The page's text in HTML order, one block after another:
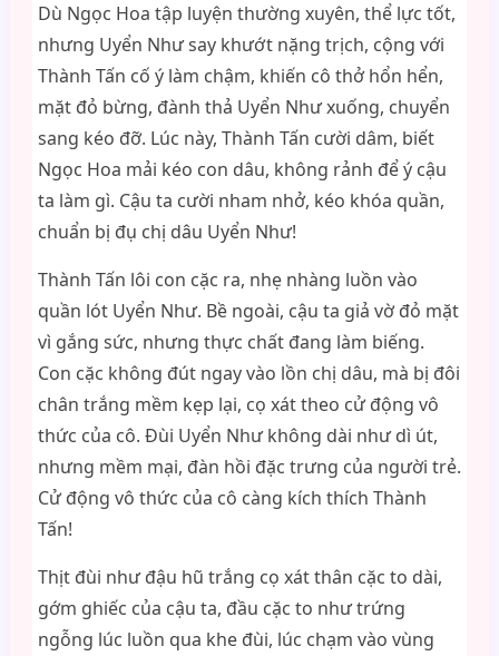
Dù Ngọc Hoa tập luyện thường xuyên, thể lực tốt,
nhưng Uyển Như say khướt nặng trịch, cộng với
Thành Tấn cố ý làm chậm, khiến cô thở hổn hển,
mặt đỏ bừng, đành thả Uyển Như xuống, chuyển
sang kéo đỡ. Lúc này, Thành Tấn cười dâm, biết
Ngọc Hoa mải kéo con dâu, không rảnh để ý cậu
ta làm gì. Cậu ta cười nham nhở, kéo khóa quần,
chuẩn bị đụ chị dâu Uyển Như!
Thành Tấn lôi con cặc ra, nhẹ nhàng luồn vào
quần lót Uyển Như. Bề ngoài, cậu ta giả vờ đỏ mặt
vì gắng sức, nhưng thực chất đang làm biếng.
Con cặc không đút ngay vào lồn chị dâu, mà bị đôi
chân trắng mềm kẹp lại, cọ xát theo cử động vô
thức của cô. Đùi Uyển Như không dài như dì út,
nhưng mềm mại, đàn hồi đặc trưng của người trẻ.
Cử động vô thức của cô càng kích thích Thành
Tấn!
Thịt đùi như đậu hũ trắng cọ xát thân cặc to dài,
gớm ghiếc của cậu ta, đầu cặc to như trứng
ngỗng lúc luồn qua khe đùi, lúc chạm vào vùng